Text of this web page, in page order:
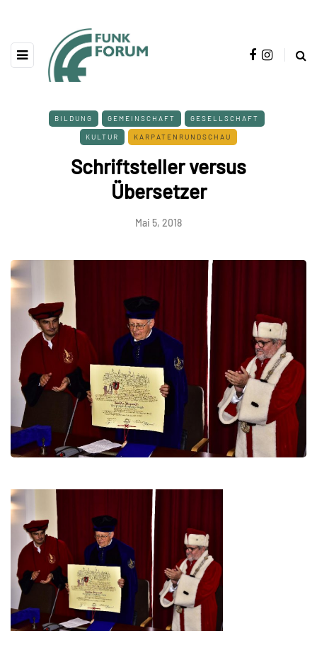
BILDUNG GEMEINSCHAFT GESELLSCHAFT
KULTUR KARPATENRUNDSCHAU
Schriftsteller versus
Übersetzer
Mai 5, 2018